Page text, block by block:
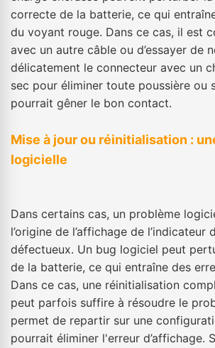
correcte de la batterie, ce qui
du voyant rouge. Dans ce cas, il est
avec un autre câble ou d’essayer de
délicatement le connecteur avec un
sec pour éliminer toute poussière ou
pourrait gêner le bon contact.
Mise à jour ou réinitialisation :
logicielle
Dans certains cas, un problème
l’origine de l’affichage de l’indicateur
défectueux. Un bug logiciel peut
de la batterie, ce qui entraîne des
Dans ce cas, une réinitialisation
peut parfois suffire à résoudre le
permet de repartir sur une
pourrait éliminer l'erreur d’affichage.